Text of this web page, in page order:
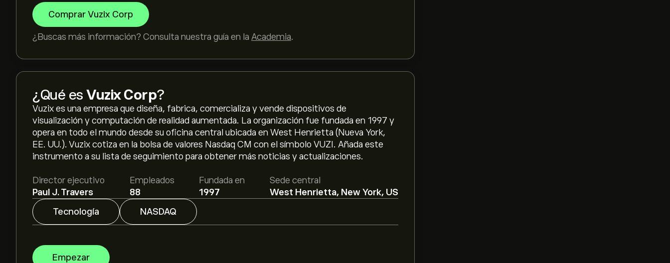
Comprar Vuzix Corp
¿Buscas más información? Consulta nuestra guía en la Academia.
¿Qué es Vuzix Corp?
Vuzix es una empresa que diseña, fabrica, comercializa y vende dispositivos de
visualización y computación de realidad aumentada. La organización fue fundada en 1997 y
opera en todo el mundo desde su oficina central ubicada en West Henrietta (Nueva York,
EE. UU.). Vuzix cotiza en la bolsa de valores Nasdaq CM con el símbolo VUZI. Añada este
instrumento a su lista de seguimiento para obtener más noticias y actualizaciones.
Director ejecutivo
Paul J. Travers
Empleados
88
Fundada en
1997
Sede central
West Henrietta, New York, US
Tecnología
NASDAQ
Empezar